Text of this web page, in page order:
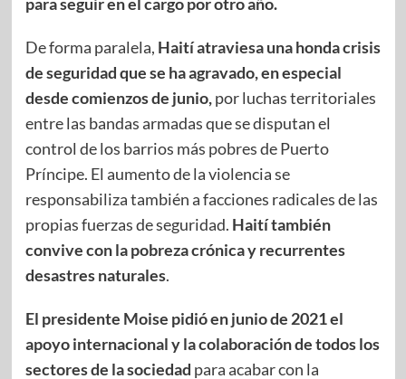
De forma paralela, Haití atraviesa una honda crisis
de seguridad que se ha agravado, en especial
desde comienzos de junio,por luchas territoriales
entre las bandas armadas que se disputan el
control de los barrios más pobres de Puerto
Príncipe. El aumento de la violencia se
responsabiliza también a facciones radicales de las
propias fuerzas de seguridad. Haití también
convive con la pobreza crónica y recurrentes
desastres naturales.
El presidente Moise pidió en junio de 2021 el
apoyo internacional y la colaboración de todos los
sectores de la sociedad para acabar con la